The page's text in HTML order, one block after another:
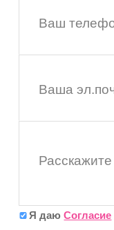
Ваш
Ваша
Я даюСогласие